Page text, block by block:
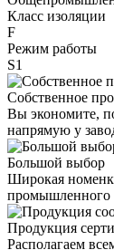
Класс изоляции
F
Режим работы
S1
Собственное
Вы экономите,
напрямую у
Большой выбор
Широкая
промышленного
Продукция
Располагаем